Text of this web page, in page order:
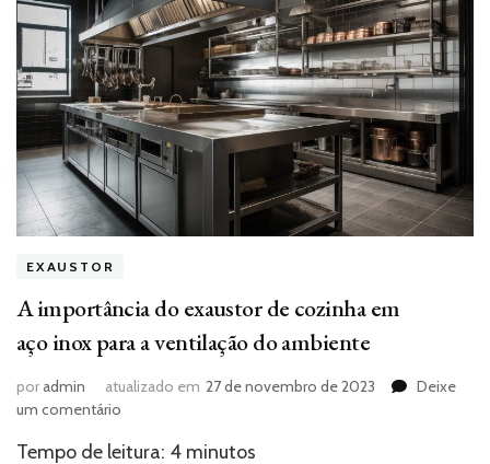
EXAUSTOR
A importância do exaustor de cozinha em
aço inox para a ventilação do ambiente
poradmin atualizado em 27 de novembro de 2023
Deixe
um comentário
importância
Tempo de leitura: 4 minutos